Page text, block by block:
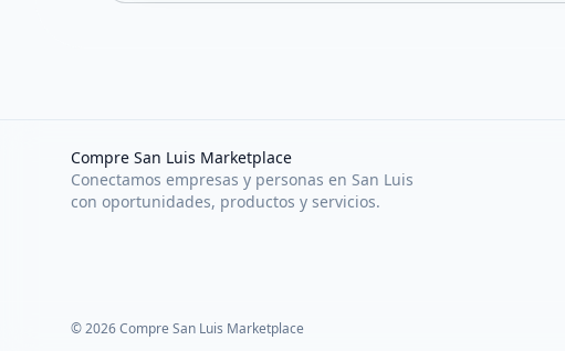
Compre San Luis Marketplace
Conectamos empresas y personas en San Luis
con oportunidades, productos y servicios.
©2026Compre San Luis Marketplace